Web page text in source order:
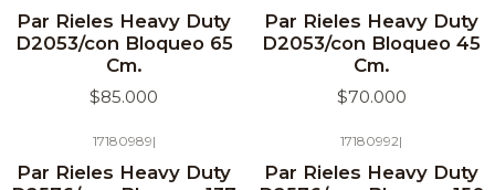
Par Rieles Heavy Duty
D2053/con Bloqueo 65
Cm.
$85.000
Par Rieles Heavy Duty
D2053/con Bloqueo 45
Cm.
$70.000
17180989|
Par Rieles Heavy Duty
17180992|
Par Rieles Heavy Duty